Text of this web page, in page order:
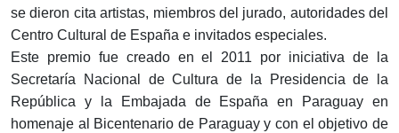
se dieron cita artistas, miembros del jurado, autoridades del
Centro Cultural de España e invitados especiales.
Este premio fue creado en el 2011 por iniciativa de la
Secretaría Nacional de Cultura de la Presidencia de la
República y la Embajada de España en Paraguay en
homenaje al Bicentenario de Paraguay y con el objetivo de